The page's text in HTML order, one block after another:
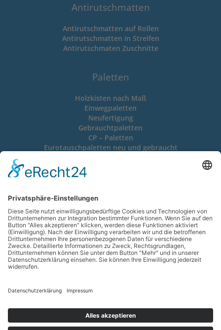
Antirutschmatten
Antirutschmatten auf Rollen
Antirutschmatten in Streifen
Antirutschmaten Zuschnitte
Paletten
Holzkisten nach Maß
Einwegpaletten
Neufertigung
Gebrauchtpaletten
CP – Paletten
Eurotauschpaletten neu und gebraucht
Schrumpffolien – Verpackungen
Stretchfolien – Verpackungen
Kunststoffband – Umreifung
Stahlband – Umreifung
Wellpappkartons
Lieferscheinhüllen, Selbstklebetaschen aller Formate
Copyright © 2026 Hoffmann